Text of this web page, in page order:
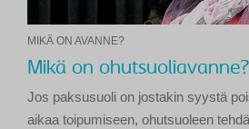
MIKÄ ON AVANNE?
Mikä on ohutsuoliavanne?
Jos paksusuoli on jostakin syystä
aikaa toipumiseen, ohutsuoleen